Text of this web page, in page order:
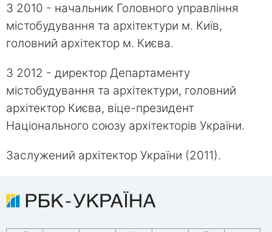
З 2010 - начальник Головного управління
містобудування та архітектури м. Київ,
головний архітектор м. Києва.
З 2012 - директор Департаменту
містобудування та архітектури, головний
архітектор Києва, віце-президент
Національного союзу архітекторів України.
Заслужений архітектор України (2011).